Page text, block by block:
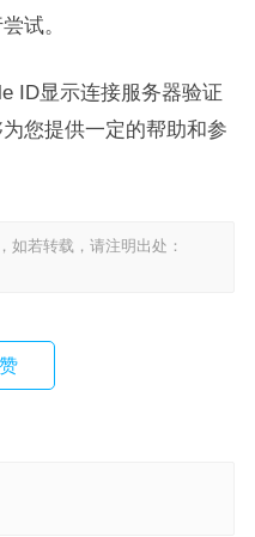
试。
ID显示连接服务器验证
您提供一定的帮助和参
如若转载，请注明出处：